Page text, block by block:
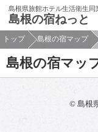
このページの本文へ
島根県旅館ホテル生活衛生同
島根の宿ねっと
トップ 島根の宿マップ
島根の宿マッ
© 島根